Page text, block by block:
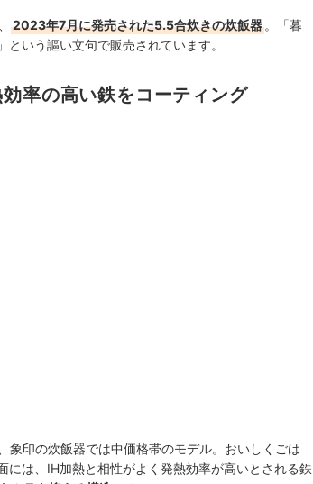
2023年7月に発売された5.5合炊きの炊飯器 。「暮
いう謳い文句で販売されています。
率の高い鉄をコーティング
印の炊飯器では中価格帯のモデル。おいしくごは
は、IH加熱と相性がよく発熱効率が高いとされる鉄